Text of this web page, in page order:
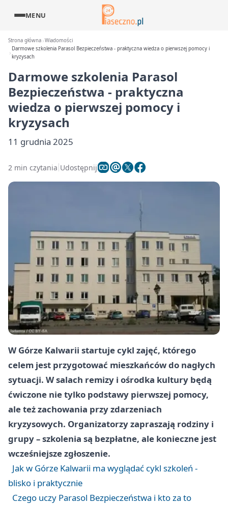
MENU
Strona główna Wiadomości
Darmowe szkolenia Parasol Bezpieczeństwa - praktyczna wiedza o pierwszej pomocy i
kryzysach
Darmowe szkolenia Parasol
Bezpieczeństwa - praktyczna
wiedza o pierwszej pomocy i
kryzysach
11 grudnia 2025
2 min czytania Udostępnij
W Górze Kalwarii startuje cykl zajęć, którego
celem jest przygotować mieszkańców do nagłych
sytuacji. W salach remizy i ośrodka kultury będą
ćwiczone nie tylko podstawy pierwszej pomocy,
ale też zachowania przy zdarzeniach
kryzysowych. Organizatorzy zapraszają rodziny i
grupy – szkolenia są bezpłatne, ale konieczne jest
wcześniejsze zgłoszenie.
Jak w Górze Kalwarii ma wyglądać cykl szkoleń -
blisko i praktycznie
Czego uczy Parasol Bezpieczeństwa i kto za to